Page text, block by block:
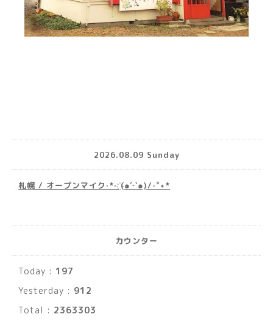
2026.08.09 Sunday
札幌 / オープンマイク·*· ҉(๑′ᵕ‵๑)/‧˚︎˖*
カウンター
Today : 197
Yesterday : 912
Total : 2363303